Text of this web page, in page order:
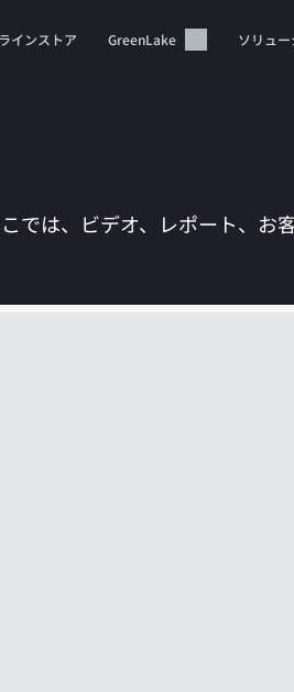
インストア GreenLake ソリュ
カー
では、ビデオ、レポート、お